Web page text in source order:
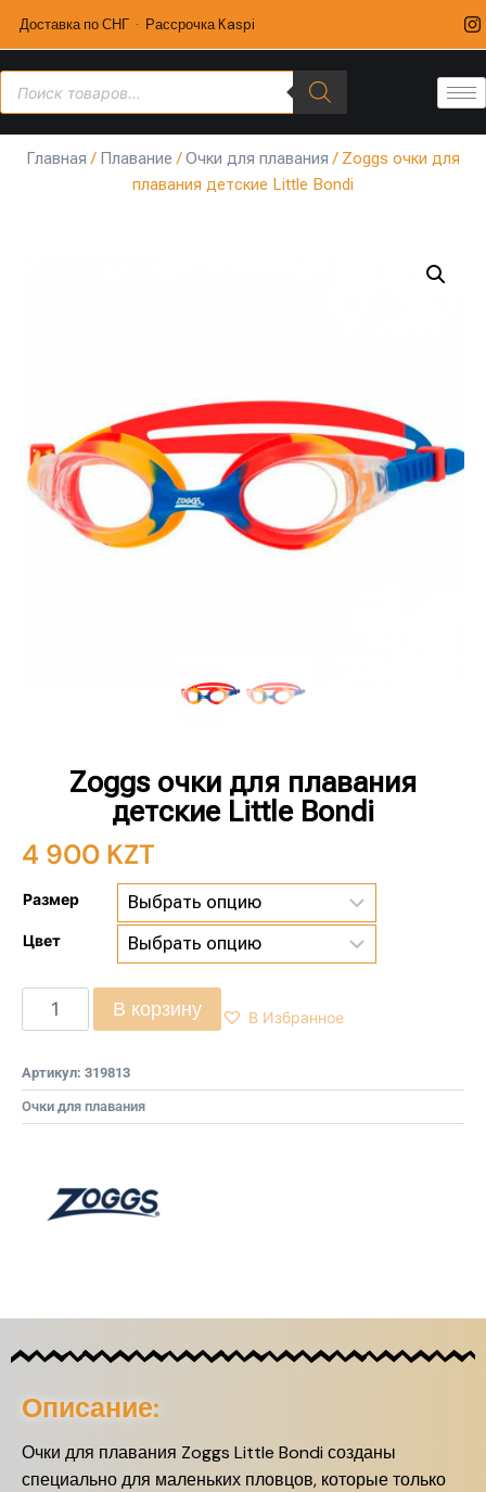
Доставка по СНГ · Рассрочка Kaspi
Главная / Плавание /Очки для плавания / Zoggs очки для
плавания детские Little Bondi
Zoggs очки для плавания
детские Little Bondi
4 900 KZT
Размер
Цвет
В корзину В Избранное
Артикул: 319813
Очки для плавания
Описание:
Очки для плавания Zoggs Little Bondi созданы
специально для маленьких пловцов, которые только